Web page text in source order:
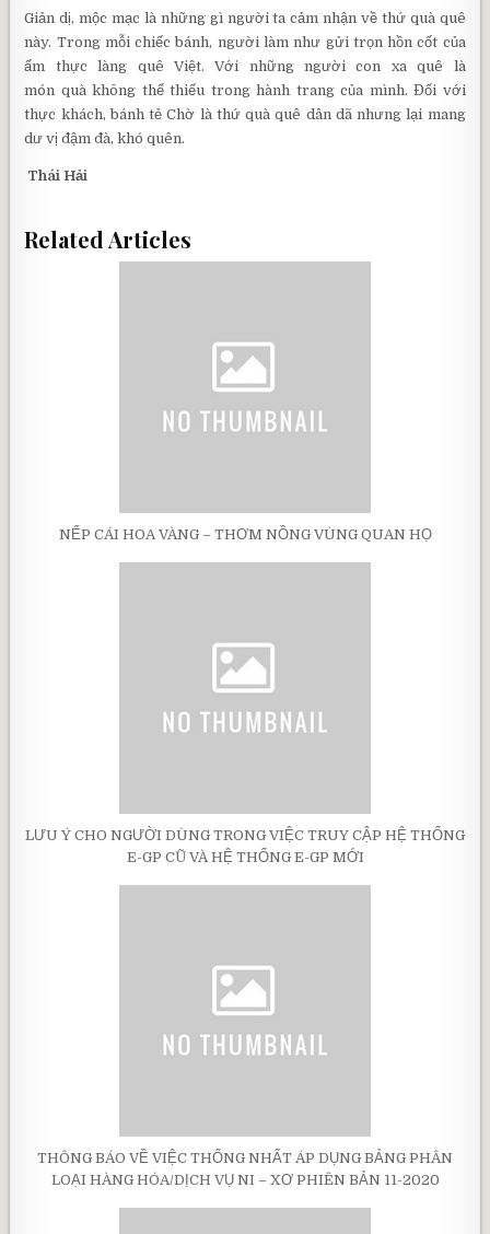
Giản dị, mộc mạc là những gì người ta cảm nhận về thứ quà quê
này. Trong mỗi chiếc bánh, người làm như gửi trọn hồn cốt của
ẩm thực làng quê Việt. Với những người con xa quê là
món quà không thể thiếu trong hành trang của mình. Đối với
thực khách, bánh tẻ Chờ là thứ quà quê dân dã nhưng lại mang
dư vị đậm đà, khó quên.
Thái Hải
Related Articles
NẾP CÁI HOA VÀNG – THƠM NỒNG VÙNG QUAN HỌ
LƯU Ý CHO NGƯỜI DÙNG TRONG VIỆC TRUY CẬP HỆ THỐNG
E-GP CŨ VÀ HỆ THỐNG E-GP MỚI
THÔNG BÁO VỀ VIỆC THỐNG NHẤT ÁP DỤNG BẢNG PHÂN
LOẠI HÀNG HÓA/DỊCH VỤ NI – XƠ PHIÊN BẢN 11-2020